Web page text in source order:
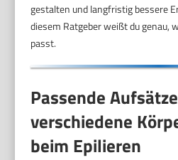
gestalten und langfristig bessere
diesem Ratgeber weißt du genau,
passt.
Passende
verschiedene
beim Epilieren